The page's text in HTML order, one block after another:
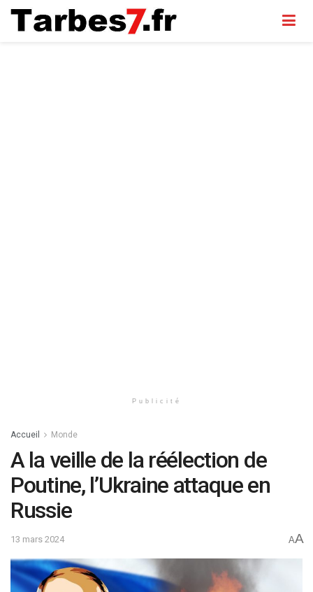
Publicité
Accueil Monde
A la veille de la réélection de
Poutine, l’Ukraine attaque en
Russie
13 mars 2024 AA